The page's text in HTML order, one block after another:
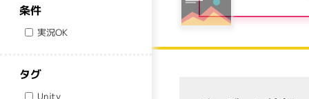
条件
実況OK
タグ
Unity